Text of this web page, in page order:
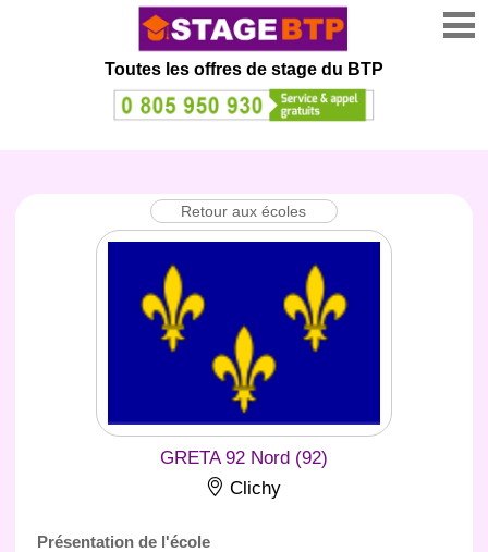
Toutes les offres de stage du BTP
Retour aux écoles
GRETA 92 Nord (92)
Clichy
Présentation de l'école